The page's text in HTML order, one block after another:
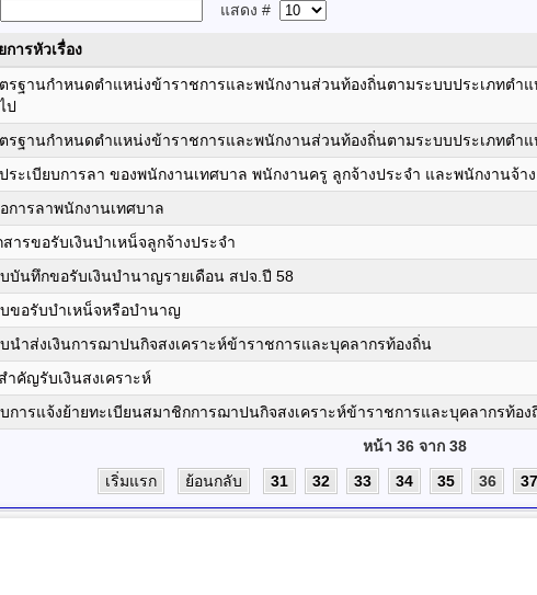
แสดง #
การหัวเรื่อง
รฐานกำหนดตำแหน่งข้าราชการและพนักงานส่วนท้องถิ่นตามระบบประเภทตำ
ป
รฐานกำหนดตำแหน่งข้าราชการและพนักงานส่วนท้องถิ่นตามระบบประเภทตำแ
ระเบียบการลา ของพนักงานเทศบาล พนักงานครู ลูกจ้างประจำ และพนักงานจ้าง
การลาพนักงานเทศบาล
สารขอรับเงินบำเหน็จลูกจ้างประจำ
บันทึกขอรับเงินบำนาญรายเดือน สปจ.ปี 58
ขอรับบำเหน็จหรือบำนาญ
นำส่งเงินการฌาปนกิจสงเคราะห์ข้าราชการและบุคลากรท้องถิ่น
ำคัญรับเงินสงเคราะห์
การแจ้งย้ายทะเบียนสมาชิกการฌาปนกิจสงเคราะห์ข้าราชการและบุคลากรท้อง
หน้า 36 จาก 38
เริ่มแรก
ย้อนกลับ 31 32 33 34 35 36 37